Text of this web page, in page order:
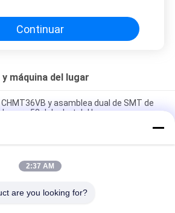
Continuar
máquina del lugar
y asamblea dual de SMT de
cara 58 del robot del lugar
CHMT48VB Benchtop SMD
todo del lugar en un Chip Mounter
y colocación SMD industrial compacta
2:37 AM
are you looking for?